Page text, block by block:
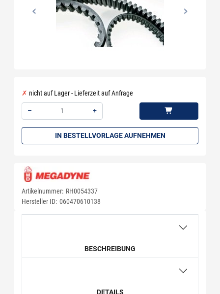
nicht auf Lager - Lieferzeit auf Anfrage
–
+
IN BESTELLVORLAGE AUFNEHMEN
Artikelnummer: RH0054337
Hersteller ID: 060470610138
BESCHREIBUNG
DETAILS